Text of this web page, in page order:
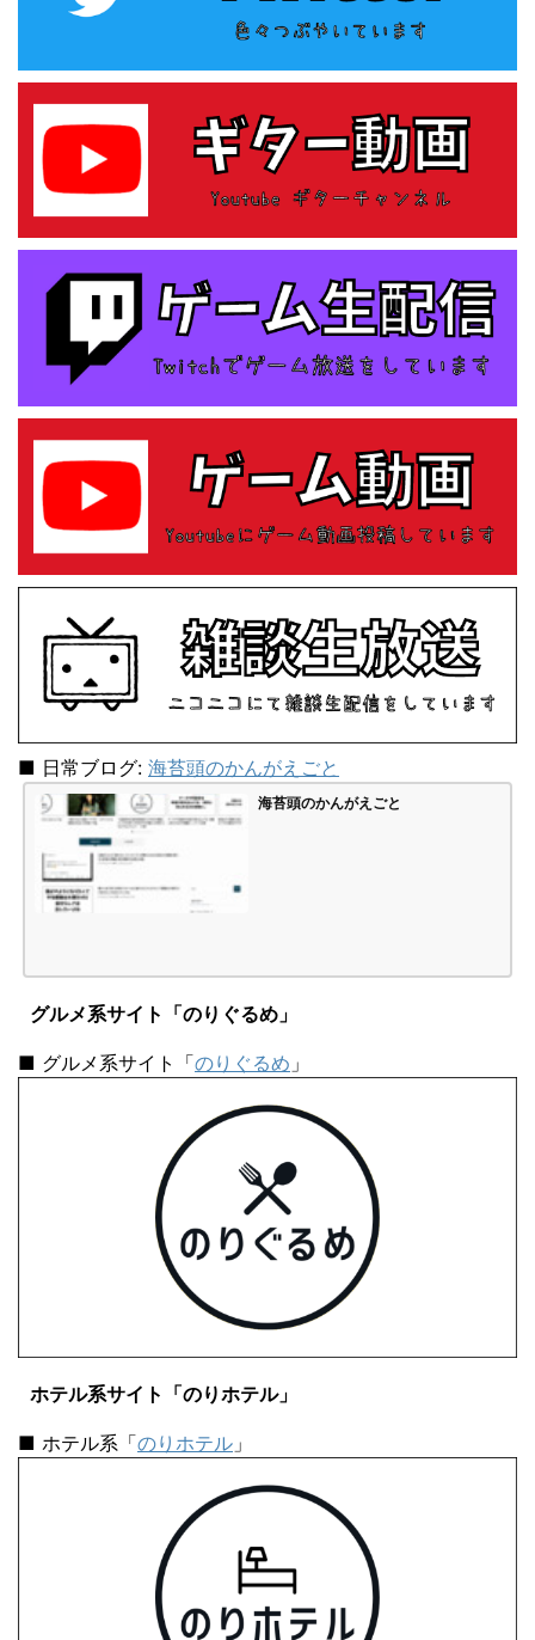
■ 日常ブログ: 海苔頭のかんがえごと
海苔頭のかんがえごと
グルメ系サイト「のりぐるめ」
■ グルメ系サイト「のりぐるめ 」
ホテル系サイト「のりホテル」
■ ホテル系「のりホテル 」